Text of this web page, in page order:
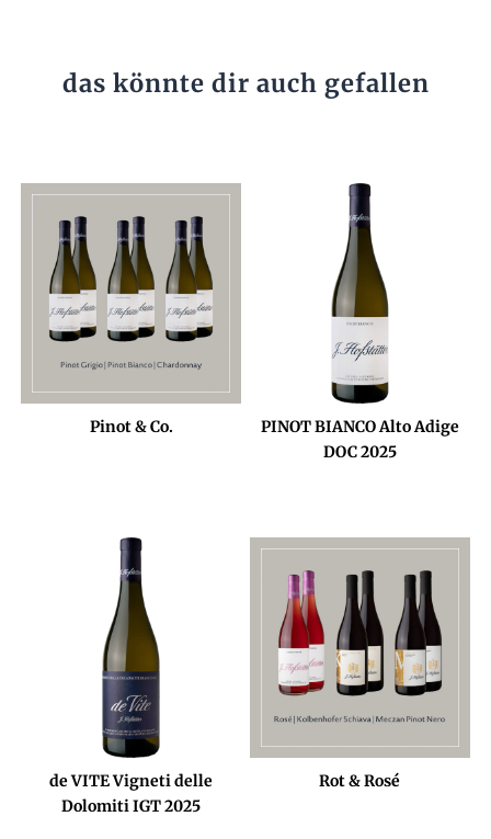
das könnte dir auch gefallen
Pinot & Co.
PINOT BIANCO Alto Adige
DOC 2025
de VITE Vigneti delle
Dolomiti IGT 2025
Rot & Rosé